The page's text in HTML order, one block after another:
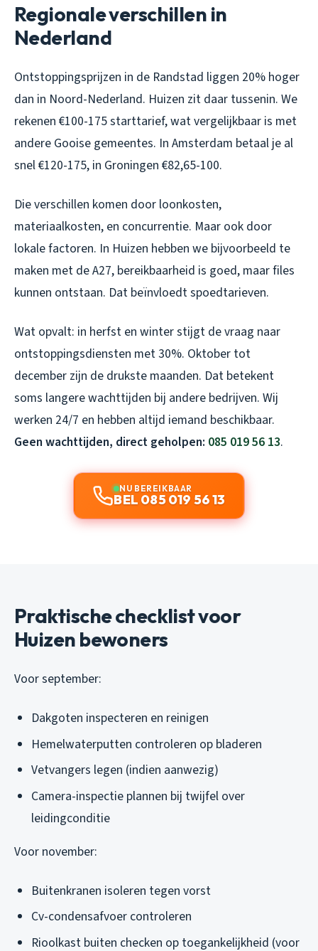
Regionale verschillen in
Nederland
Ontstoppingsprijzen in de Randstad liggen 20% hoger
dan in Noord-Nederland. Huizen zit daar tussenin. We
rekenen €100-175 starttarief, wat vergelijkbaar is met
andere Gooise gemeentes. In Amsterdam betaal je al
snel €120-175, in Groningen €82,65-100.
Die verschillen komen door loonkosten,
materiaalkosten, en concurrentie. Maar ook door
lokale factoren. In Huizen hebben we bijvoorbeeld te
maken met de A27, bereikbaarheid is goed, maar files
kunnen ontstaan. Dat beïnvloedt spoedtarieven.
Wat opvalt: in herfst en winter stijgt de vraag naar
ontstoppingsdiensten met 30%. Oktober tot
december zijn de drukste maanden. Dat betekent
soms langere wachttijden bij andere bedrijven. Wij
werken 24/7 en hebben altijd iemand beschikbaar.
Geen wachttijden, direct geholpen: 085 019 56 13.
NU BEREIKBAAR
BEL 085 019 56 13
Praktische checklist voor
Huizen bewoners
Voor september:
Dakgoten inspecteren en reinigen
Hemelwaterputten controleren op bladeren
Vetvangers legen (indien aanwezig)
Camera-inspectie plannen bij twijfel over
leidingconditie
Voor november:
Buitenkranen isoleren tegen vorst
Cv-condensafvoer controleren
Rioolkast buiten checken op toegankelijkheid (voor